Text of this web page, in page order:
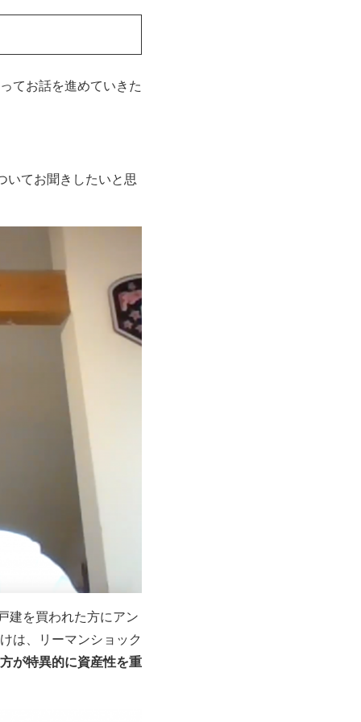
てお話を進めていきた
いてお聞きしたいと思
建を買われた方にアン
は、リーマンショック
が特異的に資産性を重